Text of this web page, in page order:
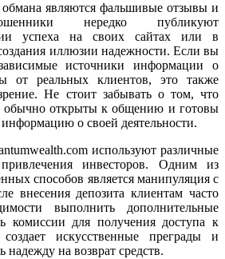
являются фальшивые отзывы и
нередко публикуют
успеха на своих сайтах или в
иллюзии надежности. Если вы
источники информации о
от реальных клиентов, это также
Не стоит забывать о том, что
обычно открыты к общению и готовы
о своей деятельности.
используют различные
инвесторов. Одним из
способов является манипуляция с
внесения депозита клиентам часто
выполнить дополнительные
комиссии для получения доступа к
искусственные преграды и
надежду на возврат средств.